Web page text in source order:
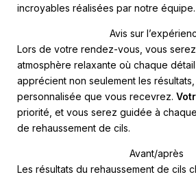
incroyables réalisées par notre équipe.
Avis sur
Lors de votre rendez-vous, vous
atmosphère relaxante où chaque
apprécient non seulement les résultats,
personnalisée que vous recevrez.
priorité, et vous serez guidée à
de rehaussement de cils.
Avant/après
Les résultats du rehaussement de cils